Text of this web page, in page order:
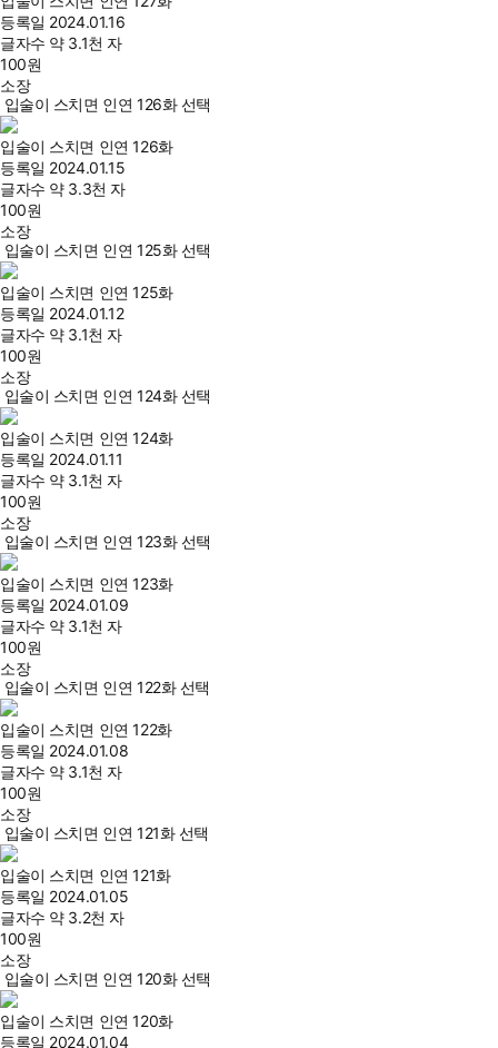
등록일 2024.01.16
글자수 약 3.1천 자
100원
소장
입술이 스치면 인연 126화 선택
입술이 스치면 인연 126화
등록일 2024.01.15
글자수 약 3.3천 자
100원
소장
입술이 스치면 인연 125화 선택
입술이 스치면 인연 125화
등록일 2024.01.12
글자수 약 3.1천 자
100원
소장
입술이 스치면 인연 124화 선택
입술이 스치면 인연 124화
등록일 2024.01.11
글자수 약 3.1천 자
100원
소장
입술이 스치면 인연 123화 선택
입술이 스치면 인연 123화
등록일 2024.01.09
글자수 약 3.1천 자
100원
소장
입술이 스치면 인연 122화 선택
입술이 스치면 인연 122화
등록일 2024.01.08
글자수 약 3.1천 자
100원
소장
입술이 스치면 인연 121화 선택
입술이 스치면 인연 121화
등록일 2024.01.05
글자수 약 3.2천 자
100원
소장
입술이 스치면 인연 120화 선택
입술이 스치면 인연 120화
등록일 2024.01.04